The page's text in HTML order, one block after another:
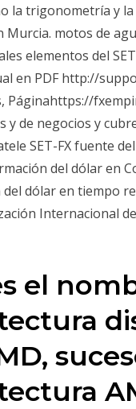
la trigonometría y
Murcia. motos de
elementos del
en PDF http://
Páginahttps://
y de negocios y
SET-FX fuente
del dólar en
dólar en tiempo
Internacional
el